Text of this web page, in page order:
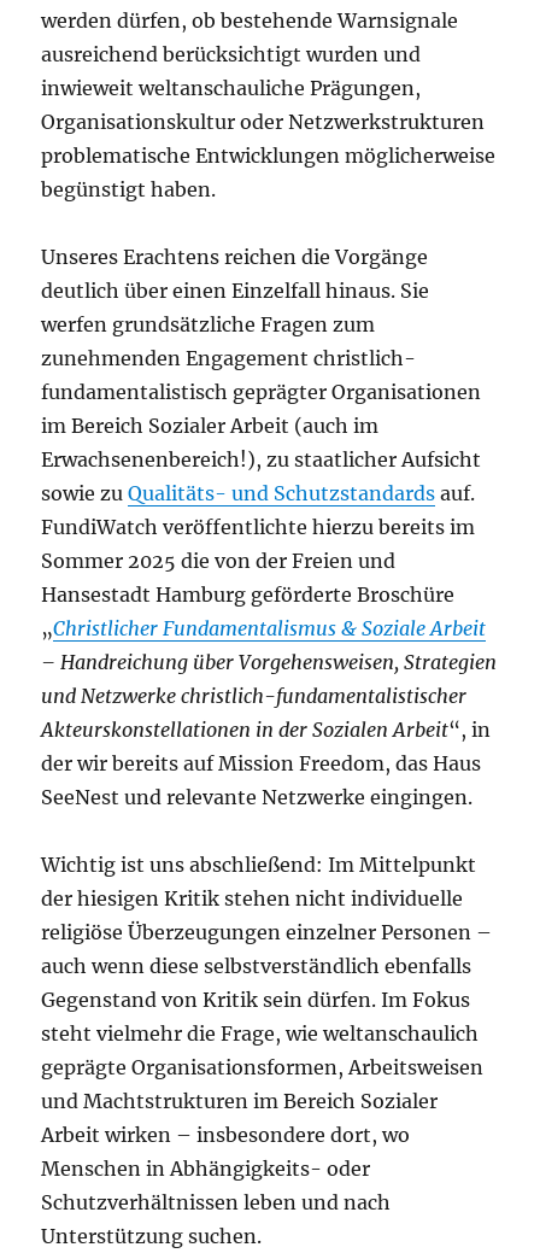
werden dürfen, ob bestehende Warnsignale
ausreichend berücksichtigt wurden und
inwieweit weltanschauliche Prägungen,
Organisationskultur oder Netzwerkstrukturen
problematische Entwicklungen möglicherweise
begünstigt haben.
Unseres Erachtens reichen die Vorgänge
deutlich über einen Einzelfall hinaus. Sie
werfen grundsätzliche Fragen zum
zunehmenden Engagement christlich-
fundamentalistisch geprägter Organisationen
im Bereich Sozialer Arbeit (auch im
Erwachsenenbereich!), zu staatlicher Aufsicht
sowie zuQualitäts- und Schutzstandards auf.
FundiWatch veröffentlichte hierzu bereits im
Sommer 2025 die von der Freien und
Hansestadt Hamburg geförderte Broschüre
„Christlicher Fundamentalismus & Soziale Arbeit
– Handreichung über Vorgehensweisen, Strategien
und Netzwerke christlich-fundamentalistischer
Akteurskonstellationen in der Sozialen Arbeit“, in
der wir bereits auf Mission Freedom, das Haus
SeeNest und relevante Netzwerke eingingen.
Wichtig ist uns abschließend: Im Mittelpunkt
der hiesigen Kritik stehen nicht individuelle
religiöse Überzeugungen einzelner Personen –
auch wenn diese selbstverständlich ebenfalls
Gegenstand von Kritik sein dürfen. Im Fokus
steht vielmehr die Frage, wie weltanschaulich
geprägte Organisationsformen, Arbeitsweisen
und Machtstrukturen im Bereich Sozialer
Arbeit wirken – insbesondere dort, wo
Menschen in Abhängigkeits- oder
Schutzverhältnissen leben und nach
Unterstützung suchen.